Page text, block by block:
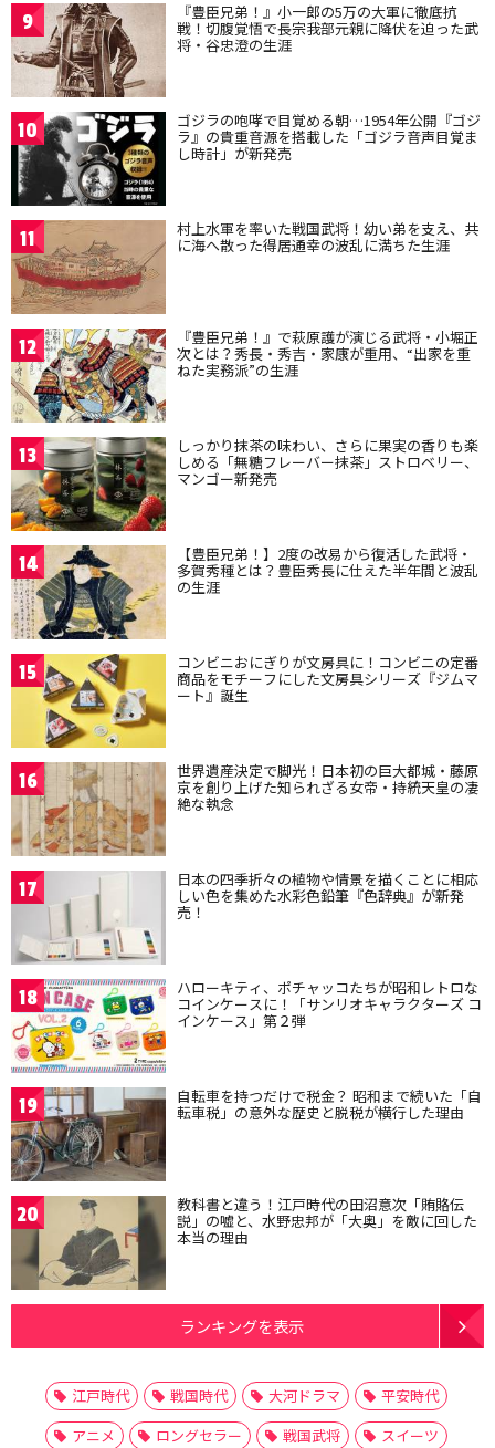
9 『豊臣兄弟！』小一郎の5万の大軍に徹底抗
戦！切腹覚悟で長宗我部元親に降伏を迫った武
将・谷忠澄の生涯
10 ゴジラの咆哮で目覚める朝…1954年公開『ゴジ
ラ』の貴重音源を搭載した「ゴジラ音声目覚ま
し時計」が新発売
11 村上水軍を率いた戦国武将！幼い弟を支え、共
に海へ散った得居通幸の波乱に満ちた生涯
12 『豊臣兄弟！』で萩原護が演じる武将・小堀正
次とは？秀長・秀吉・家康が重用、“出家を重
ねた実務派”の生涯
13 しっかり抹茶の味わい、さらに果実の香りも楽
しめる「無糖フレーバー抹茶」ストロベリー、
マンゴー新発売
14 【豊臣兄弟！】2度の改易から復活した武将・
多賀秀種とは？豊臣秀長に仕えた半年間と波乱
の生涯
15 コンビニおにぎりが文房具に！コンビニの定番
商品をモチーフにした文房具シリーズ『ジムマ
ート』誕生
16 世界遺産決定で脚光！日本初の巨大都城・藤原
京を創り上げた知られざる女帝・持統天皇の凄
絶な執念
17 日本の四季折々の植物や情景を描くことに相応
しい色を集めた水彩色鉛筆『色辞典』が新発
売！
18 ハローキティ、ポチャッコたちが昭和レトロな
コインケースに！「サンリオキャラクターズ コ
インケース」第２弾
19 自転車を持つだけで税金？ 昭和まで続いた「自
転車税」の意外な歴史と脱税が横行した理由
20 教科書と違う！江戸時代の田沼意次「賄賂伝
説」の嘘と、水野忠邦が「大奥」を敵に回した
本当の理由
ランキングを表示
江戸時代 戦国時代 大河ドラマ
平安時代
アニメ
ロングセラー 戦国武将
スイーツ